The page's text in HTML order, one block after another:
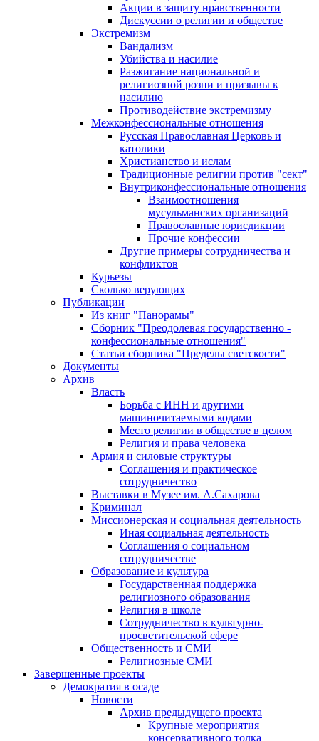
Акции в защиту нравственности
Дискуссии о религии и обществе
Экстремизм
Вандализм
Убийства и насилие
Разжигание национальной и
религиозной розни и призывы к
насилию
Противодействие экстремизму
Межконфессиональные отношения
Русская Православная Церковь и
католики
Христианство и ислам
Традиционные религии против "сект"
Внутриконфессиональные отношения
Взаимоотношения
мусульманских организаций
Православные юрисдикции
Прочие конфессии
Другие примеры сотрудничества и
конфликтов
Курьезы
Сколько верующих
Публикации
Из книг "Панорамы"
Сборник "Преодолевая государственно -
конфессиональные отношения"
Статьи сборника "Пределы светскости"
Документы
Архив
Власть
Борьба с ИНН и другими
машиночитаемыми кодами
Место религии в обществе в целом
Религия и права человека
Армия и силовые структуры
Соглашения и практическое
сотрудничество
Выставки в Музее им. А.Сахарова
Криминал
Миссионерская и социальная деятельность
Иная социальная деятельность
Соглашения о социальном
сотрудничестве
Образование и культура
Государственная поддержка
религиозного образования
Религия в школе
Сотрудничество в культурно-
просветительской сфере
Общественность и СМИ
Религиозные СМИ
Завершенные проекты
Демократия в осаде
Новости
Архив предыдущего проекта
Крупные мероприятия
консервативного толка